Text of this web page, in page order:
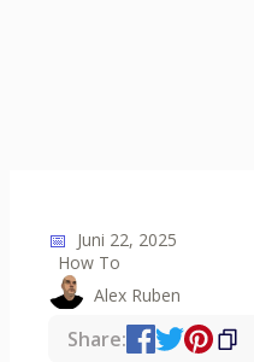
📅 Juni 22, 2025
How To
Alex Ruben
Share: